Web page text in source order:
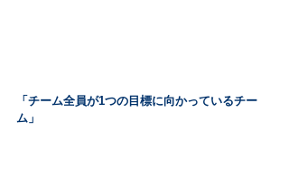
「チーム全員が1つの目標に向かっているチー
ム」